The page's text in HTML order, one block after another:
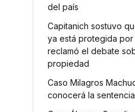
del país
Capitanich sostuvo
ya está protegida por
reclamó el debate
propiedad
Caso Milagros
conocerá la sentencia